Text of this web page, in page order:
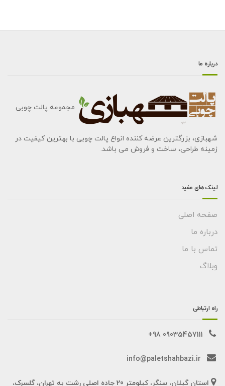
درباره ما
مجموعه پالت چوبی
شهبازی، بزرگترین عرضه کننده انواع پالت چوبی با بهترین کیفیت در
زمینه طراحی، ساخت و فروش می باشد.
لینک های مفید
صفحه اصلی
درباره ما
تماس با ما
وبلاگ
راه ارتباطی
09035457111 98+
info@paletshahbazi.ir
استان گیلان، سنگر، کیلومتر 20 جاده اصلی رشت به تهران، گلسرک،